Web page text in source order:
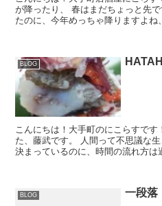
が降ったり、 春はまだちょっと先ですねぇ😔 去年は全然降らなかっ
たのに、今年めっちゃ降りますよね、雪 今年の冬は雪積も
BLOG
こんにちは！大手町のにこらすです！ 永遠の時を過ごしてき
た、藤武です。 人間って不思議な生き物ですね。 時間という単位は
決まっているのに、時間の流れ方は過
BLOG 一段落